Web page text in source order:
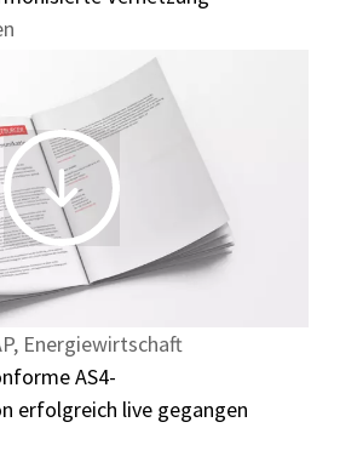
16.04.2024
|
Regelkonforme
AS4-
Marktkommunikation
erfolgreich
live
Energiewirtschaft
AS4-
erfolgreich live gegangen